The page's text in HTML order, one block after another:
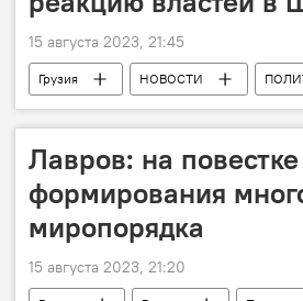
15 августа 2023, 21:45
Грузия НОВОСТИ
Оползень в Шови
Шалва
Лавров: на
формирования
миропорядка
15 августа 2023, 21:20